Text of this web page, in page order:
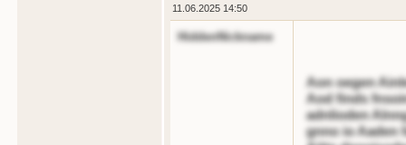
11.06.2025 14:50
HiddenNickname
Aon oegen
Aod finds
adnlioden
gnno io Aaden